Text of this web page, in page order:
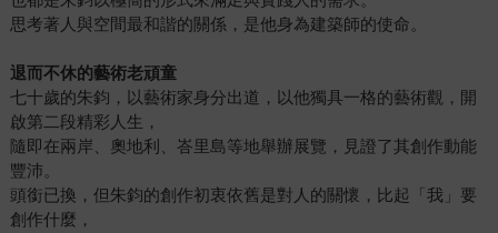
思考著人與空間最和諧的關係，是他身為建築師的使命。
退而不休的藝術老頑童
七十歲的朱鈞，以藝術家身分出道，以他獨具一格的藝術觀，開
啟第二段精彩人生，
隨即在兩岸、奧地利、峇里島等地舉辦展覽，見證了其創作動能
豐沛。
頭銜已換，但朱鈞的創作初衷依舊是對人的關懷，比起「我」要
創作什麼，